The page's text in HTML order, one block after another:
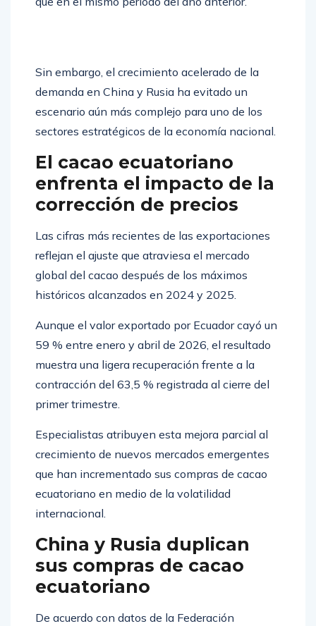
Sin embargo, el crecimiento acelerado de la
demanda en China y Rusia ha evitado un
escenario aún más complejo para uno de los
sectores estratégicos de la economía nacional.
El cacao ecuatoriano
enfrenta el impacto de la
corrección de precios
Las cifras más recientes de las exportaciones
reflejan el ajuste que atraviesa el mercado
global del cacao después de los máximos
históricos alcanzados en 2024 y 2025.
Aunque el valor exportado por Ecuador cayó un
59 % entre enero y abril de 2026, el resultado
muestra una ligera recuperación frente a la
contracción del 63,5 % registrada al cierre del
primer trimestre.
Especialistas atribuyen esta mejora parcial al
crecimiento de nuevos mercados emergentes
que han incrementado sus compras de cacao
ecuatoriano en medio de la volatilidad
internacional.
China y Rusia duplican
sus compras de cacao
ecuatoriano
De acuerdo con datos de la Federación